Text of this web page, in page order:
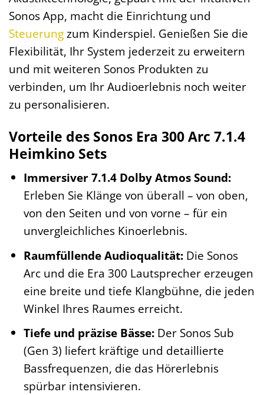
Sonos App, macht die Einrichtung und
Steuerungzum Kinderspiel. Genießen Sie die
Flexibilität, Ihr System jederzeit zu erweitern
und mit weiteren Sonos Produkten zu
verbinden, um Ihr Audioerlebnis noch weiter
zu personalisieren.
Vorteile des Sonos Era 300 Arc 7.1.4
Heimkino Sets
Immersiver 7.1.4 Dolby Atmos Sound:
Erleben Sie Klänge von überall – von oben,
von den Seiten und von vorne – für ein
unvergleichliches Kinoerlebnis.
Raumfüllende Audioqualität:Die Sonos
Arc und die Era 300 Lautsprecher erzeugen
eine breite und tiefe Klangbühne, die jeden
Winkel Ihres Raumes erreicht.
Tiefe und präzise Bässe:Der Sonos Sub
(Gen 3) liefert kräftige und detaillierte
Bassfrequenzen, die das Hörerlebnis
spürbar intensivieren.